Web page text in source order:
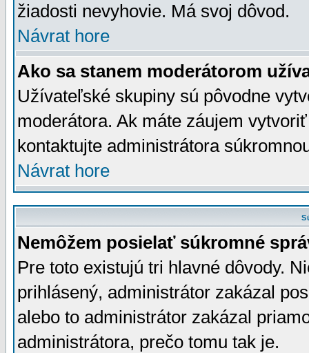
žiadosti nevyhovie. Má svoj dôvod.
Návrat hore
Ako sa stanem moderátorom
Užívateľské skupiny sú pôvodne
moderátora. Ak máte záujem
kontaktujte administrátora
Návrat hore
Nemôžem posielať súkromné
Pre toto existujú tri hlavné dôvody.
prihlásený, administrátor zakázal
alebo to administrátor zakázal
administrátora, prečo tomu tak je.